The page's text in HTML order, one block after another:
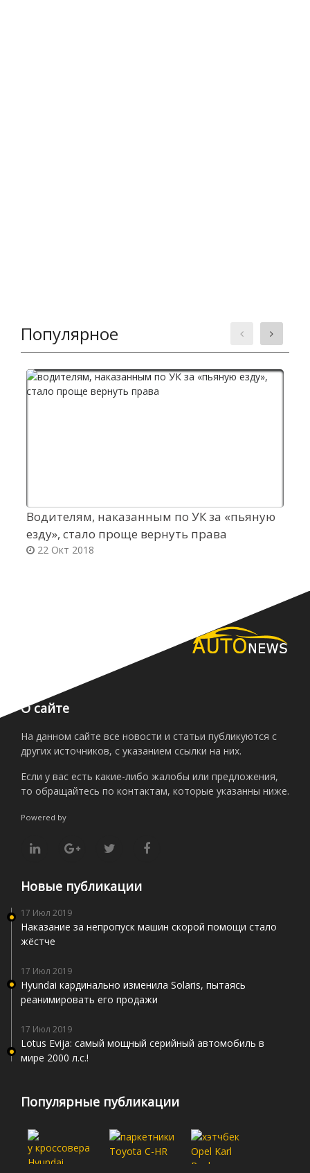
Популярное
Водителям, наказанным по УК за «пьяную
езду», стало проще вернуть права
22 Окт 2018
О сайте
На данном сайте все новости и статьи публикуются с
других источников, с указанием ссылки на них.
Если у вас есть какие-либо жалобы или предложения,
то обращайтесь по контактам, которые указанны ниже.
Powered by
Новые публикации
17 Июл 2019
Наказание за непропуск машин скорой помощи стало
жёстче
17 Июл 2019
Hyundai кардинально изменила Solaris, пытаясь
реанимировать его продажи
17 Июл 2019
Lotus Evija: самый мощный серийный автомобиль в
мире 2000 л.с.!
Популярные публикации